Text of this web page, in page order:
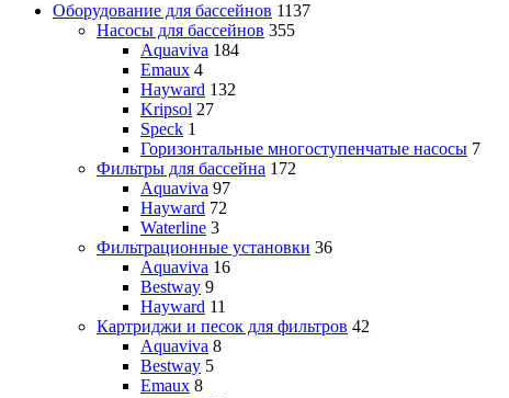
Оборудование для бассейнов 1137
Насосы для бассейнов 355
Aquaviva 184
Emaux 4
Hayward 132
Kripsol 27
Speck 1
Горизонтальные многоступенчатые насосы 7
Фильтры для бассейна 172
Aquaviva 97
Hayward 72
Waterline 3
Фильтрационные установки 36
Aquaviva 16
Bestway 9
Hayward 11
Картриджи и песок для фильтров 42
Aquaviva 8
Bestway 5
Emaux 8